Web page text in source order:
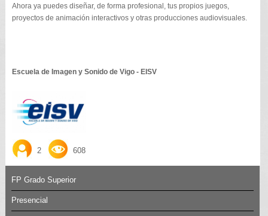
Ahora ya puedes diseñar, de forma profesional, tus propios juegos,
proyectos de animación interactivos y otras producciones audiovisuales.
Escuela de Imagen y Sonido de Vigo - EISV
2 608
FP Grado Superior
Presencial